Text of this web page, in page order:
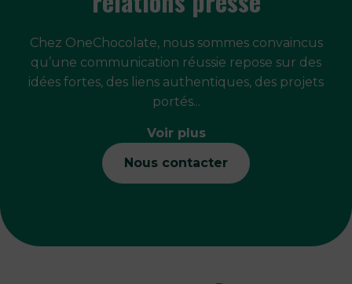
Chez OneChocolate, nous sommes convaincus
qu’une communication réussie repose sur des
idées fortes, des liens authentiques, des projets
portés...
Voir plus
Nous contacter